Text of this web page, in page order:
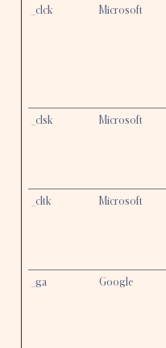
_clck
Microsoft
_clsk Microsoft
_cltk Microsoft
_ga Google